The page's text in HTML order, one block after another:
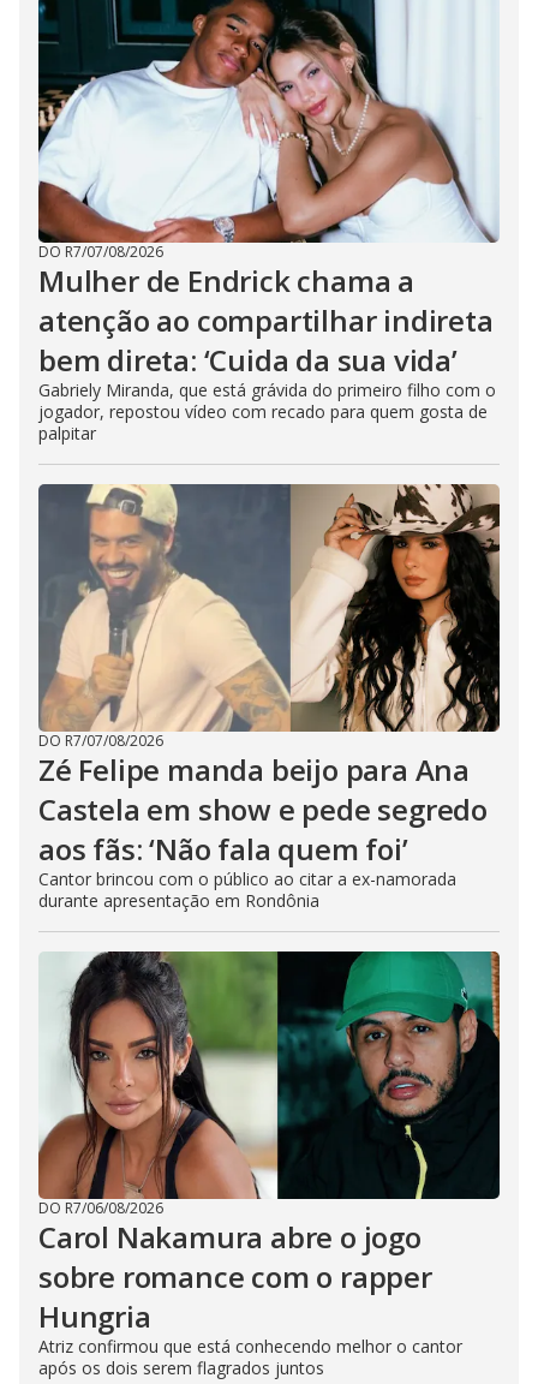
e
o
DO R7/07/08/2026
Mulher de Endrick chama a
atenção ao compartilhar indireta
bem direta: ‘Cuida da sua vida’
Gabriely Miranda, que está grávida do primeiro filho com o
jogador, repostou vídeo com recado para quem gosta de
palpitar
DO R7/07/08/2026
Zé Felipe manda beijo para Ana
Castela em show e pede segredo
aos fãs: ‘Não fala quem foi’
Cantor brincou com o público ao citar a ex-namorada
durante apresentação em Rondônia
DO R7/06/08/2026
Carol Nakamura abre o jogo
sobre romance com o rapper
Hungria
Atriz confirmou que está conhecendo melhor o cantor
após os dois serem flagrados juntos